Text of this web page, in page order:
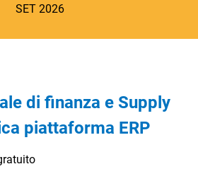
SET 2026
di finanza e Supply
piattaforma ERP